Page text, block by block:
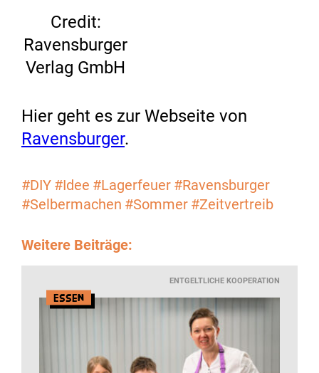
Credit:
Ravensburger
Verlag GmbH
Hier geht es zur Webseite von
Ravensburger.
#DIY #Idee #Lagerfeuer #Ravensburger
#Selbermachen #Sommer #Zeitvertreib
Weitere Beiträge:
ENTGELTLICHE KOOPERATION
Essen